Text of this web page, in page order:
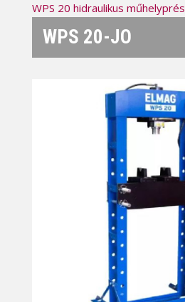
WPS 20 hidraulikus műhelyprés
WPS 20-JO